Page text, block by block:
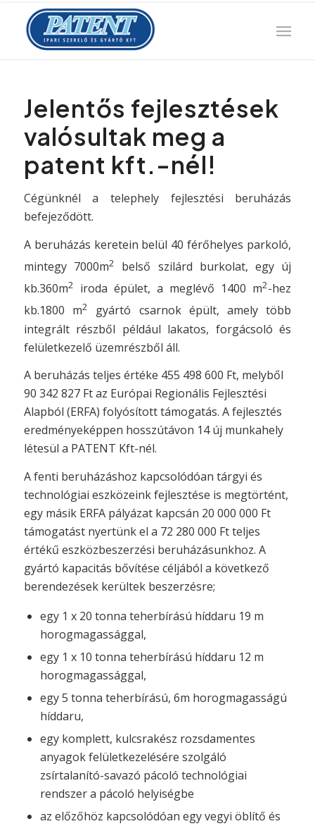
Jelentős fejlesztések
valósultak meg a
patent kft.-nél!
Cégünknél a telephely fejlesztési beruházás
befejeződött.
A beruházás keretein belül 40 férőhelyes parkoló,
mintegy 7000m2
belső szilárd burkolat, egy új
kb.360m2 iroda épület, a meglévő 1400 m2-hez
kb.1800 m2
gyártó csarnok épült, amely több
integrált részből például lakatos, forgácsoló és
felületkezelő üzemrészből áll.
A beruházás teljes értéke 455 498 600 Ft, melyből
90 342 827 Ft az Európai Regionális Fejlesztési
Alapból (ERFA) folyósított támogatás. A fejlesztés
eredményeképpen hosszútávon 14 új munkahely
létesül a PATENT Kft-nél.
A fenti beruházáshoz kapcsolódóan tárgyi és
technológiai eszközeink fejlesztése is megtörtént,
egy másik ERFA pályázat kapcsán 20 000 000 Ft
támogatást nyertünk el a 72 280 000 Ft teljes
értékű eszközbeszerzési beruházásunkhoz. A
gyártó kapacitás bővítése céljából a következő
berendezések kerültek beszerzésre;
egy 1 x 20 tonna teherbírású híddaru 19 m
horogmagassággal,
egy 1 x 10 tonna teherbírású híddaru 12 m
horogmagassággal,
egy 5 tonna teherbírású, 6m horogmagasságú
híddaru,
egy komplett, kulcsrakész rozsdamentes
anyagok felületkezelésére szolgáló
zsírtalanító-savazó pácoló technológiai
rendszer a pácoló helyiségbe
az előzőhöz kapcsolódóan egy vegyi öblítő és